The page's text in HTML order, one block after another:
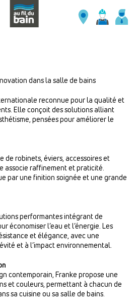
dans la salle de bains
reconnue pour la qualité et
Elle conçoit des solutions alliant
pensées pour améliorer le
de robinets, éviers, accessoires et
associe raffinement et praticité.
par une finition soignée et une grande
performantes intégrant de
économiser l’eau et l’énergie. Les
et élégance, avec une
et à l’impact environnemental.
contemporain, Franke propose une
et couleurs, permettant à chacun de
sa cuisine ou sa salle de bains.